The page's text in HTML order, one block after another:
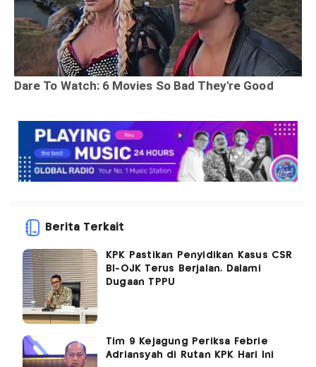
Berita Terkait
KPK Pastikan Penyidikan Kasus CSR
BI-OJK Terus Berjalan, Dalami
Dugaan TPPU
Tim 9 Kejagung Periksa Febrie
Adriansyah di Rutan KPK Hari Ini